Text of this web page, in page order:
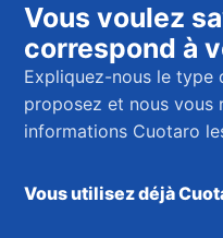
Vous voulez
correspond à
Expliquez-nous le type
proposez et nous vous
informations Cuotaro
Vous utilisez déjà